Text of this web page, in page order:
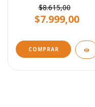
$8.615,00
$7.999,00
COMPRAR